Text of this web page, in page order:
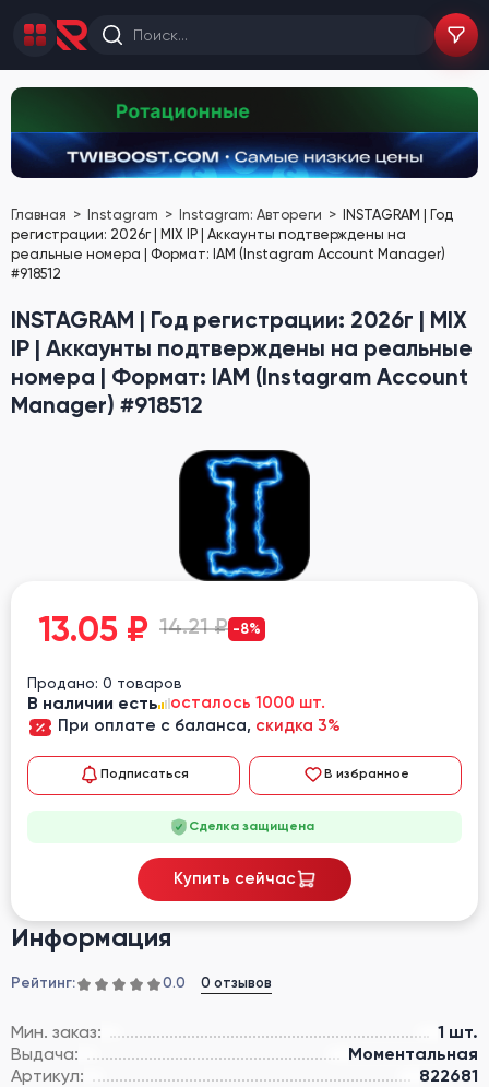
Главная Instagram Instagram: Автореги
INSTAGRAM | Год
регистрации: 2026г | MIX IP | Аккаунты подтверждены на
реальные номера | Формат: IAM (Instagram Account Manager)
#918512
INSTAGRAM | Год регистрации: 2026г | MIX
IP | Аккаунты подтверждены на реальные
номера | Формат: IAM (Instagram Account
Manager) #918512
Информация
Рейтинг: 0.0 0 отзывов
Мин. заказ:
1 шт.
Выдача:
Моментальная
Артикул:
822681
13.05 ₽ 14.21 ₽ -8%
Продано: 0 товаров
В наличии есть
осталось 1000 шт.
При оплате с баланса, скидка 3%
Подписаться В избранное
Сделка защищена
Купить сейчас